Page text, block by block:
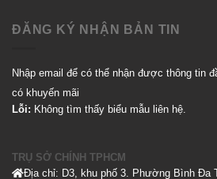
ĐĂNG KÝ NHẬN BẢN TIN
Nhập email để có thể nhận được thông tin
có khuyến mãi
Lỗi: Không tìm thấy biểu mẫu liên hệ.
TRỤ SỞ CHÍNH TPHCM
Địa chỉ: D3, khu phố 3. Phường Bình Đa